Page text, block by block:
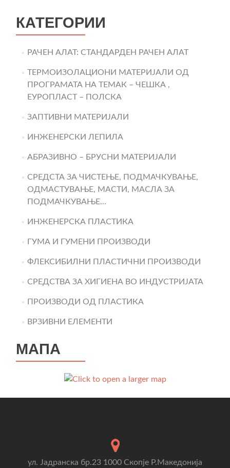
КАТЕГОРИИ
РАЧЕН АЛАТ: СТАНДАРДЕН РАЧЕН АЛАТ
ТЕРМОИЗОЛАЦИОНИ МАТЕРИЈАЛИ ОД
ПРОГРАМАТА НА ТЕМАК – ЧЕШКА ,
ЕУРОПЛАСТ – ПОЛСКА
ЗАПТИВНИ МАТЕРИЈАЛИ
ИНЖЕНЕРСКИ ЛЕПИЛА
АБРАЗИВНО – БРУСНИ МАТЕРИЈАЛИ
СРЕДСТА ЗА ЧИСТЕЊЕ, ПОДМАЧКУВАЊЕ,
ОДМАСТУВАЊЕ, МАСТИ, МАСЛА ЗА
ПОДМАЧКУВАЊЕ…
ИНЖЕНЕРСКА ПЛАСТИКА
ГУМА И ГУМЕНИ ПРОИЗВОДИ
ФЛЕКСИБИЛНИ ПЛАСТИЧНИ ПРОИЗВОДИ
СРЕДСТВА ЗА ХИГИЕНА ВО ИНДУСТРИЈАТА
ПРОИЗВОДИ ОД ПЛАСТИКА
ВРЗИВНИ ЕЛЕМЕНТИ
МАПА
ул. Јадранска бр.23 1000 Скопје Р.Македонија